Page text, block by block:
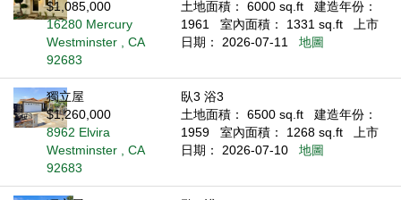
$1,085,000
16280 Mercury
Westminster , CA
92683
土地面積： 6000 sq.ft
建造年份：
1961
室內面積： 1331 sq.ft
上市
日期： 2026-07-11
地圖
獨立屋
$1,260,000
8962 Elvira
Westminster , CA
92683
臥3 浴3
土地面積： 6500 sq.ft
建造年份：
1959
室內面積： 1268 sq.ft
上市
日期： 2026-07-10
地圖